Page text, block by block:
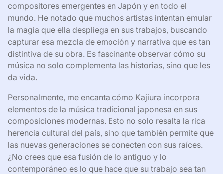
compositores emergentes en Japón y en todo el
mundo. He notado que muchos artistas intentan emular
la magia que ella despliega en sus trabajos, buscando
capturar esa mezcla de emoción y narrativa que es tan
distintiva de su obra. Es fascinante observar cómo su
música no solo complementa las historias, sino que les
da vida.
Personalmente, me encanta cómo Kajiura incorpora
elementos de la música tradicional japonesa en sus
composiciones modernas. Esto no solo resalta la rica
herencia cultural del país, sino que también permite que
las nuevas generaciones se conecten con sus raíces.
¿No crees que esa fusión de lo antiguo y lo
contemporáneo es lo que hace que su trabajo sea tan